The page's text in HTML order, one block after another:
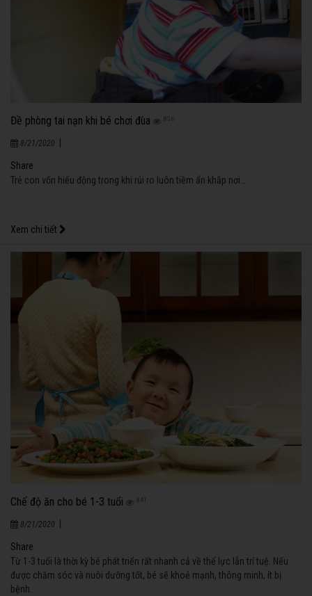
Đề phòng tai nạn khi bé chơi đùa 856
8/21/2020
Share
Trẻ con vốn hiếu động trong khi rủi ro luôn tiềm ẩn khắp nơi…
Xem chi tiết
Chế độ ăn cho bé 1-3 tuổi 841
8/21/2020
Share
Từ 1-3 tuổi là thời kỳ bé phát triển rất nhanh cả về thể lực lẫn trí tuệ. Nếu
được chăm sóc và nuôi dưỡng tốt, bé sẽ khoẻ mạnh, thông minh, ít bị
bệnh.